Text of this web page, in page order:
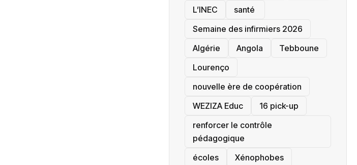
L’INEC
santé ‎
Semaine des infirmiers 2026
‎Algérie
Angola
Tebboune
Lourenço
nouvelle ère de coopération
‎WEZIZA Educ
16 pick-up
renforcer le contrôle
pédagogique
écoles
‎Xénophobes